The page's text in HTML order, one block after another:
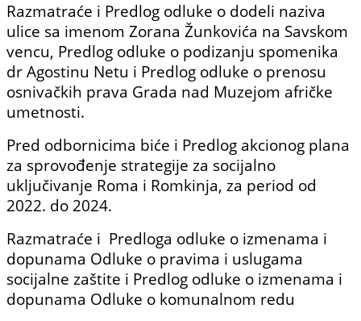
Razmatraće i Predlog odluke o dodeli naziva
ulice sa imenom Zorana Žunkovića na Savskom
vencu, Predlog odluke o podizanju spomenika
dr Agostinu Netu i Predlog odluke o prenosu
osnivačkih prava Grada nad Muzejom afričke
umetnosti.
Pred odbornicima biće i Predlog akcionog plana
za sprovođenje strategije za socijalno
uključivanje Roma i Romkinja, za period od
2022. do 2024.
Razmatraće i Predloga odluke o izmenama i
dopunama Odluke o pravima i uslugama
socijalne zaštite i Predlog odluke o izmenama i
dopunama Odluke o komunalnom redu